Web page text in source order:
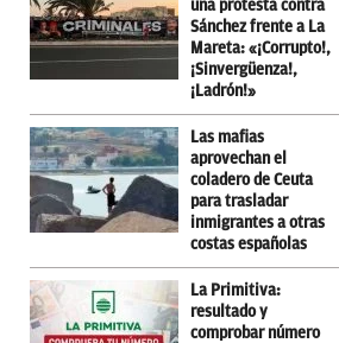
una protesta contra
Sánchez frente a La
Mareta: «¡Corrupto!,
¡Sinvergüenza!,
¡Ladrón!»
Las mafias
aprovechan el
coladero de Ceuta
para trasladar
inmigrantes a otras
costas españolas
La Primitiva:
resultado y
comprobar número